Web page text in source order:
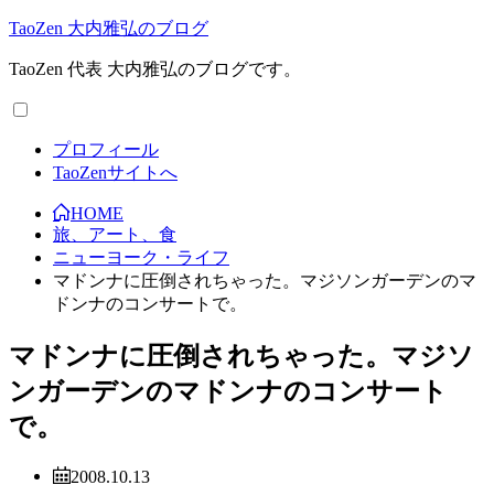
TaoZen 大内雅弘のブログ
TaoZen 代表 大内雅弘のブログです。
プロフィール
TaoZenサイトへ
HOME
旅、アート、食
ニューヨーク・ライフ
マドンナに圧倒されちゃった。マジソンガーデンのマ
ドンナのコンサートで。
マドンナに圧倒されちゃった。マジソ
ンガーデンのマドンナのコンサート
で。
2008.10.13